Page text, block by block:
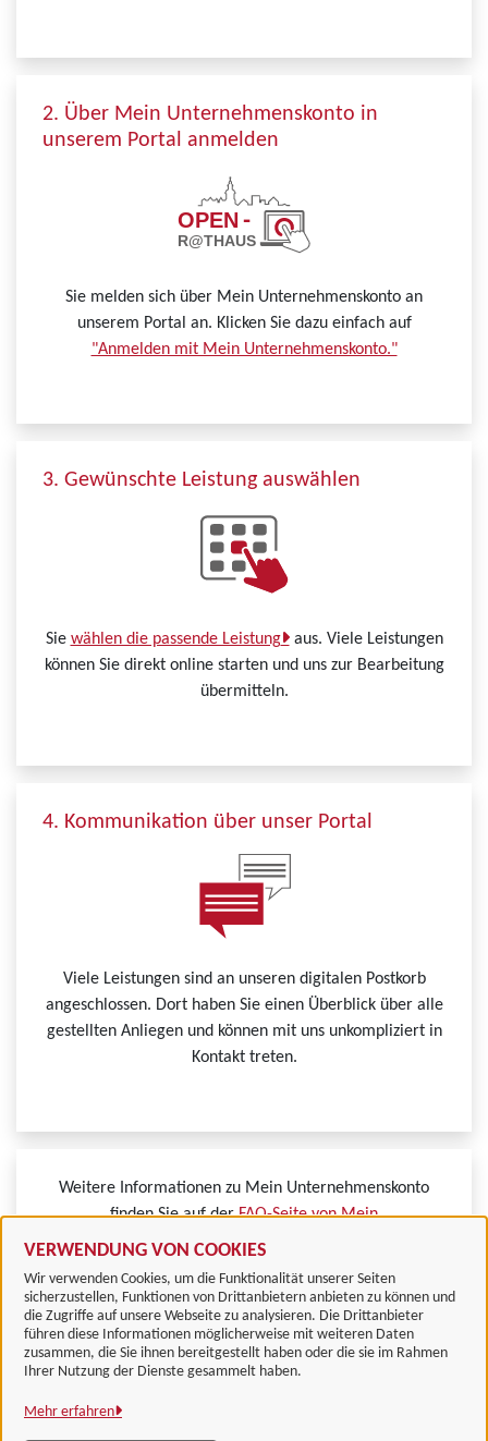
VERWENDUNG VON COOKIES
Wir verwenden Cookies, um die Funktionalität unserer Seiten
sicherzustellen, Funktionen von Drittanbietern anbieten zu können und
die Zugriffe auf unsere Webseite zu analysieren. Die Drittanbieter
führen diese Informationen möglicherweise mit weiteren Daten
zusammen, die Sie ihnen bereitgestellt haben oder die sie im Rahmen
Ihrer Nutzung der Dienste gesammelt haben.
Mehr erfahren
2. Über Mein Unternehmenskonto in
unserem Portal anmelden
Sie melden sich über Mein Unternehmenskonto an
unserem Portal an. Klicken Sie dazu einfach auf
"Anmelden mit Mein Unternehmenskonto."
3. Gewünschte Leistung auswählen
Sie wählen die passende Leistung aus. Viele Leistungen
können Sie direkt online starten und uns zur Bearbeitung
übermitteln.
4. Kommunikation über unser Portal
Viele Leistungen sind an unseren digitalen Postkorb
angeschlossen. Dort haben Sie einen Überblick über alle
gestellten Anliegen und können mit uns unkompliziert in
Kontakt treten.
Weitere Informationen zu Mein Unternehmenskonto
finden Sie auf derFAQ-Seite von Mein
Unternehmenskonto.
Landkreis Göttingen
Alle Rechte vorbehalten